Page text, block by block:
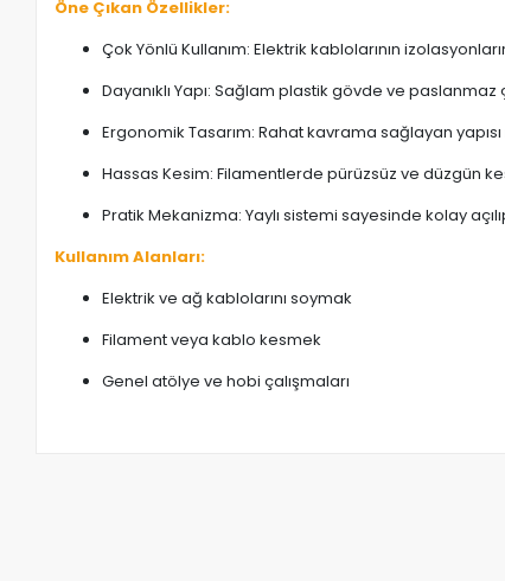
Öne Çıkan Özellikler:
Çok Yönlü Kullanım: Elektrik kablolarının
Dayanıklı Yapı: Sağlam plastik gövde ve
Ergonomik Tasarım: Rahat kavrama sağlayan
Hassas Kesim: Filamentlerde pürüzsüz ve düzgün
Pratik Mekanizma: Yaylı sistemi sayesinde kolay
Kullanım Alanları:
Elektrik ve ağ kablolarını soymak
Filament veya kablo kesmek
Genel atölye ve hobi çalışmaları